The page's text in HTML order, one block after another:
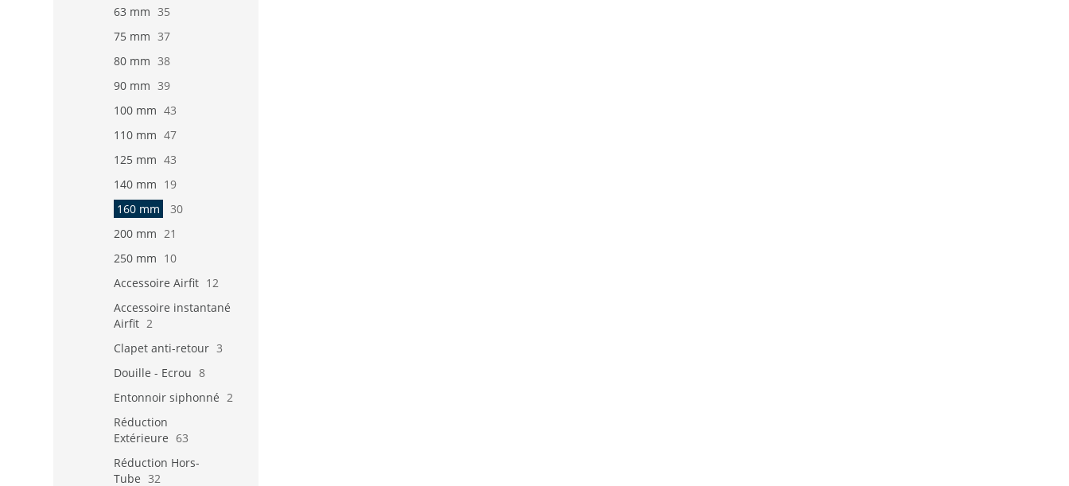
63 mm 35
75 mm 37
80 mm 38
90 mm 39
100 mm 43
110 mm 47
125 mm 43
140 mm 19
160 mm
30
200 mm 21
250 mm 10
Accessoire Airfit 12
Accessoire instantané
Airfit 2
Clapet anti-retour 3
Douille - Ecrou 8
Entonnoir siphonné 2
Réduction
Extérieure 63
Réduction Hors-
Tube 32